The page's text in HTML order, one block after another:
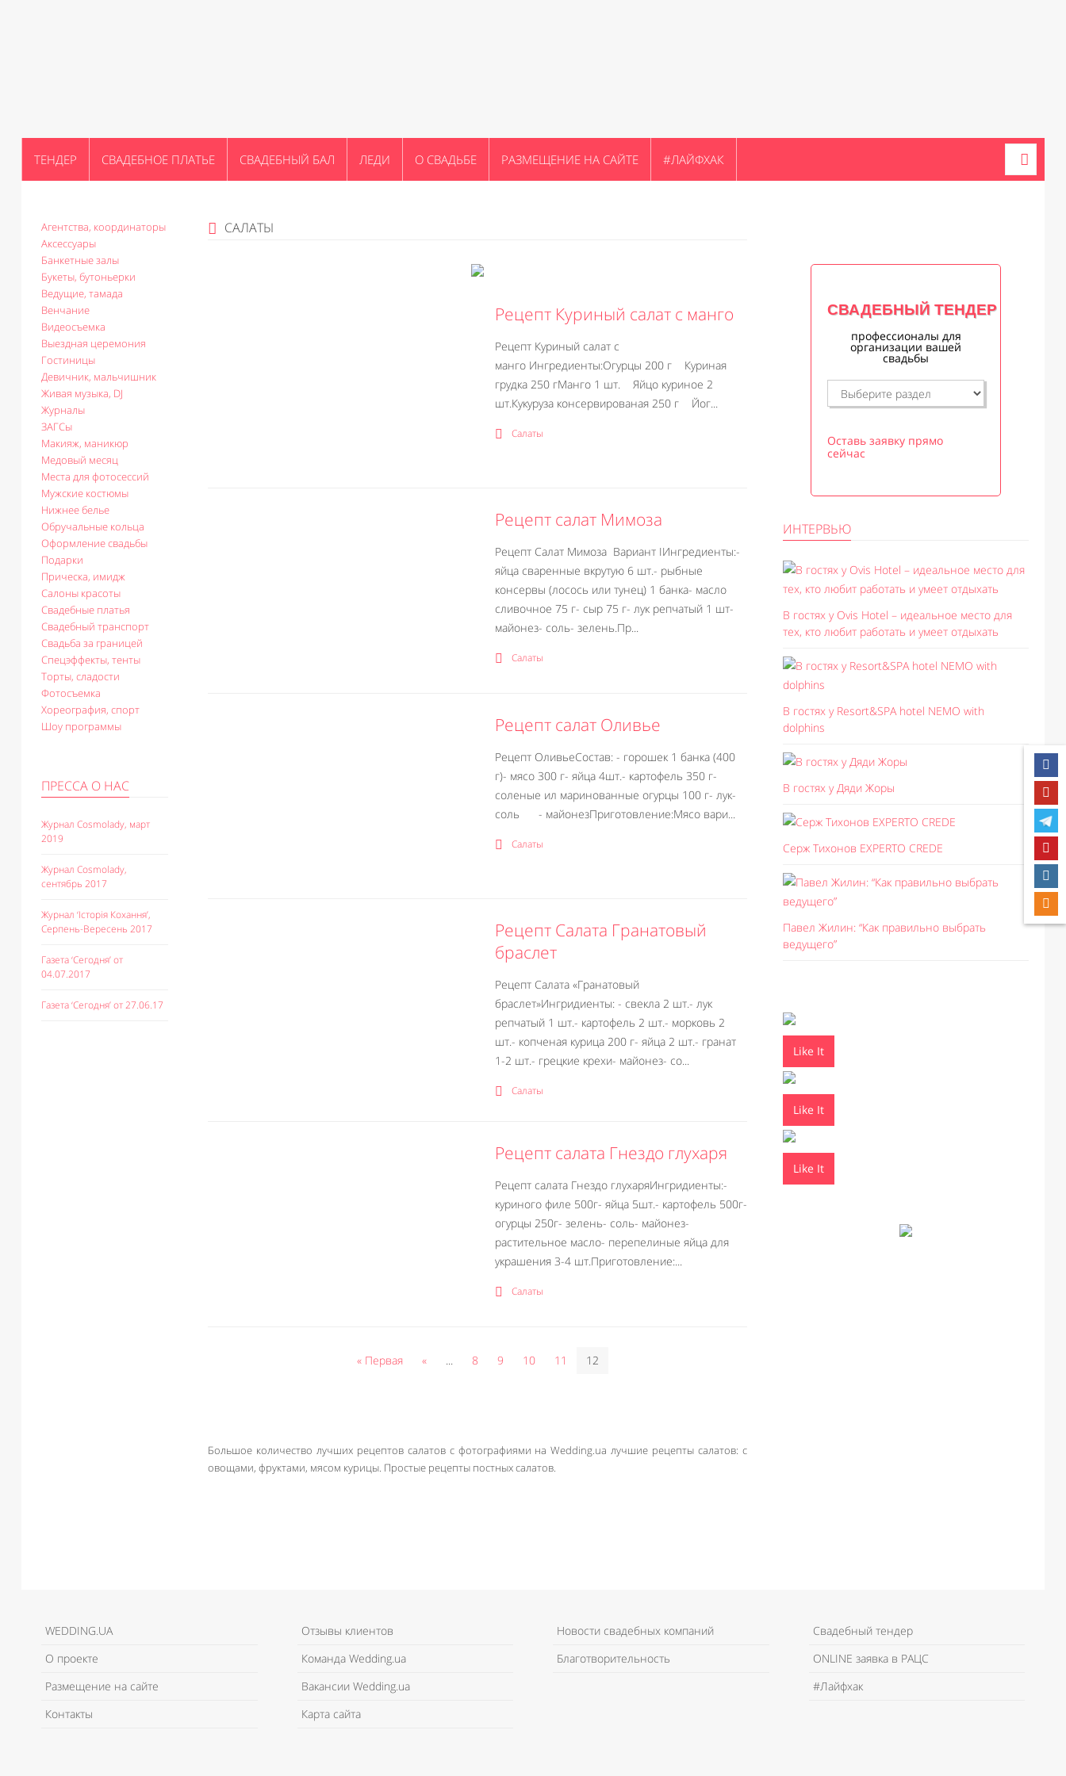
ТЕНДЕР СВАДЕБНОЕ ПЛАТЬЕ СВАДЕБНЫЙ БАЛ ЛЕДИ О СВАДЬБЕ РАЗМЕЩЕНИЕ НА САЙТЕ #ЛАЙФХАК
Агентства, координаторы
Аксессуары
Банкетные залы
Букеты, бутоньерки
Ведущие, тамада
Венчание
Видеосъемка
Выездная церемония
Гостиницы
Девичник, мальчишник
Живая музыка, DJ
Журналы
ЗАГСы
Макияж, маникюр
Медовый месяц
Места для фотосессий
Мужские костюмы
Нижнее белье
Обручальные кольца
Оформление свадьбы
Подарки
Прическа, имидж
Салоны красоты
Свадебные платья
Свадебный транспорт
Свадьба за границей
Спецэффекты, тенты
Торты, сладости
Фотосъемка
Хореография, спорт
Шоу программы
ПРЕССА О НАС
Журнал Cosmolady, март
2019
Журнал Cosmolady,
сентябрь 2017
Журнал ‘Історія Кохання’,
Серпень-Вересень 2017
Газета ‘Сегодня’ от
04.07.2017
Газета ‘Сегодня’ от 27.06.17
САЛАТЫ
Рецепт Куриный салат с манго
Рецепт Куриный салат с
манго Ингредиенты:Огурцы 200 г Куриная
грудка 250 гМанго 1 шт. Яйцо куриное 2
шт.Кукуруза консервированая 250 г Йог...
Салаты
Рецепт салат Мимоза
Рецепт Салат Мимоза Вариант IИнгредиенты:-
яйца сваренные вкрутую 6 шт.- рыбные
консервы (лосось или тунец) 1 банка- масло
сливочное 75 г- сыр 75 г- лук репчатый 1 шт-
майонез- соль- зелень.Пр...
Салаты
Рецепт салат Оливье
Рецепт ОливьеСостав: - горошек 1 банка (400
г)- мясо 300 г- яйца 4шт.- картофель 350 г-
соленые ил маринованные огурцы 100 г- лук-
соль - майонезПриготовление:Мясо вари...
Салаты
Рецепт Салата Гранатовый
браслет
Рецепт Салата «Гранатовый
браслет»Ингридиенты: - свекла 2 шт.- лук
репчатый 1 шт.- картофель 2 шт.- морковь 2
шт.- копченая курица 200 г- яйца 2 шт.- гранат
1-2 шт.- грецкие крехи- майонез- со...
Салаты
Рецепт салата Гнездо глухаря
Рецепт салата Гнездо глухаряИнгридиенты:-
куриного филе 500г- яйца 5шт.- картофель 500г-
огурцы 250г- зелень- соль- майонез-
растительное масло- перепелиные яйца для
украшения 3-4 шт.Приготовление:...
Салаты
« Первая « ... 8 9 10 11 12
Большое количество лучших рецептов салатов с фотографиями на Wedding.ua лучшие рецепты салатов: с
овощами, фруктами, мясом курицы. Простые рецепты постных салатов.
СВАДЕБНЫЙ ТЕНДЕР
профессионалы для
организации вашей
свадьбы
Оставь заявку прямо
сейчас
ИНТЕРВЬЮ
В гостях у Ovis Hotel – идеальное место для
тех, кто любит работать и умеет отдыхать
В гостях у Resort&SPA hotel NEMO with
dolphins
В гостях у Дяди Жоры
Серж Тихонов EXPERTO CREDE
Павел Жилин: “Как правильно выбрать
ведущего”
Like It
Like It
Like It
WEDDING.UA
О проекте
Размещение на сайте
Контакты
Отзывы клиентов
Команда Wedding.ua
Вакансии Wedding.ua
Карта сайта
Новости свадебных компаний
Благотворительность
Свадебный тендер
ONLINE заявка в РАЦС
#Лайфхак